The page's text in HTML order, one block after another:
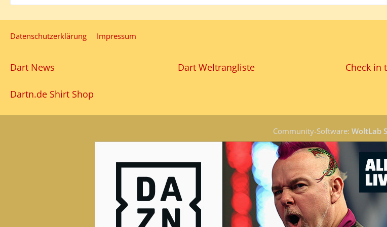
Datenschutzerklärung Impressum
Dart News Dart Weltrangliste Check in
Dartn.de Shirt Shop
Community-Software: WoltLab